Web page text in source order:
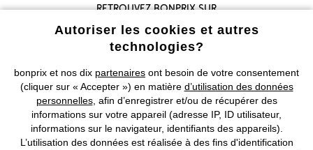
Retrouvez bonprix sur
CGV Données personnelles Paramètres des cookies
Mentions légales Résilier le contrat
Autoriser les cookies et autres
technologies?
bonprix et nos dix partenaires ont besoin de votre consentement
(cliquer sur « Accepter ») en matière d’utilisation des données
personnelles, afin d’enregistrer et/ou de récupérer des
informations sur votre appareil (adresse IP, ID utilisateur,
informations sur le navigateur, identifiants des appareils).
L’utilisation des données est réalisée à des fins d'identification